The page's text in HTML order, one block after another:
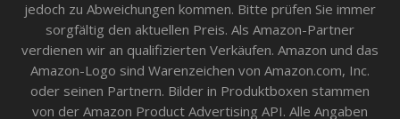
jedoch zu Abweichungen kommen. Bitte prüfen Sie immer
sorgfältig den aktuellen Preis. Als Amazon-Partner
verdienen wir an qualifizierten Verkäufen. Amazon und das
Amazon-Logo sind Warenzeichen von Amazon.com, Inc.
oder seinen Partnern. Bilder in Produktboxen stammen
von der Amazon Product Advertising API. Alle Angaben